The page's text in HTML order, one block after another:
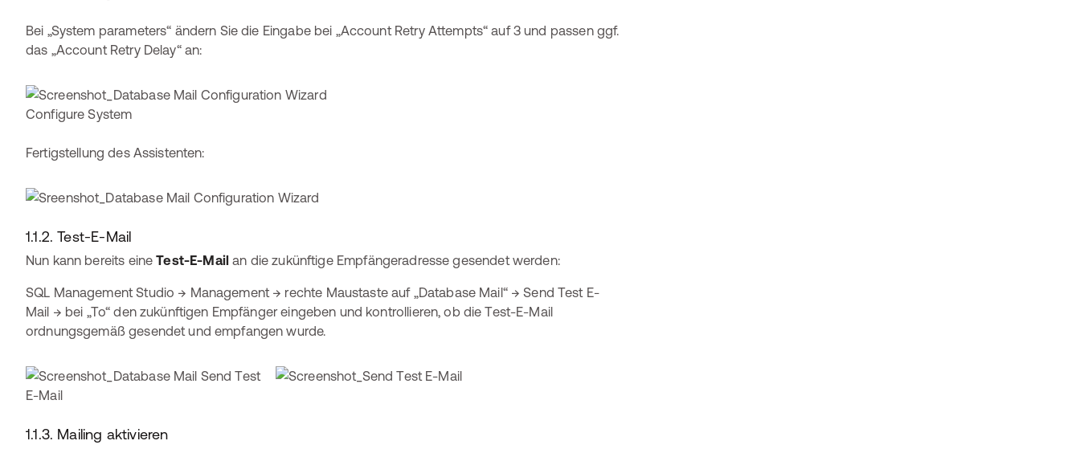
Bei „System parameters“ ändern Sie die Eingabe bei „Account Retry Attempts“ auf 3 und passen ggf.
das „Account Retry Delay“ an:
Fertigstellung des Assistenten:
1.1.2. Test-E-Mail
Nun kann bereits eineTest-E-Mailan die zukünftige Empfängeradresse gesendet werden:
SQL Management Studio → Management → rechte Maustaste auf „Database Mail“ → Send Test E-
Mail → bei „To“ den zukünftigen Empfänger eingeben und kontrollieren, ob die Test-E-Mail
ordnungsgemäß gesendet und empfangen wurde.
1.1.3. Mailing aktivieren